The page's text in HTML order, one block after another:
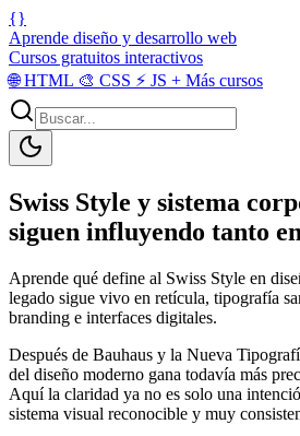
{}
Aprende diseño y desarrollo web
Cursos gratuitos interactivos
🌐HTML 🎨 CSS ⚡ JS + Más cursos
Swiss Style y sistema
siguen influyendo tanto
Aprende qué define al Swiss Style en
legado sigue vivo en retícula, tipografía
branding e interfaces digitales.
Después de Bauhaus y la Nueva
del diseño moderno gana todavía más
Aquí la claridad ya no es solo una
sistema visual reconocible y muy